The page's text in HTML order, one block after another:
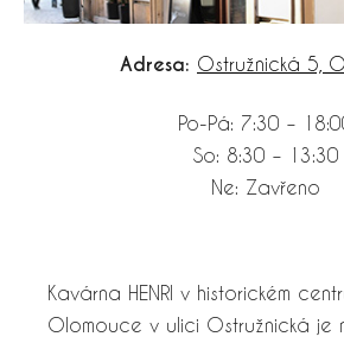
Adresa: Ostružnická 5,
Po-Pá: 7:30 –
So: 8:30 – 13:30
Ne: Zavřeno
Kavárna HENRI v historickém
Olomouce v ulici Ostružnická je